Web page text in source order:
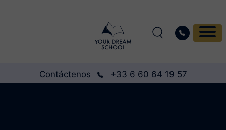
Contáctenos +33 6 60 64 19 57